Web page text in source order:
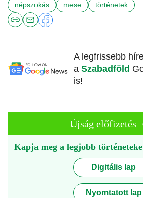
népszokás
mese történetek
A legfrissebb
a Szabadföld
is!
Újság előfizetés
Kapja meg a legjobb
Digitális lap
Nyomtatott lap